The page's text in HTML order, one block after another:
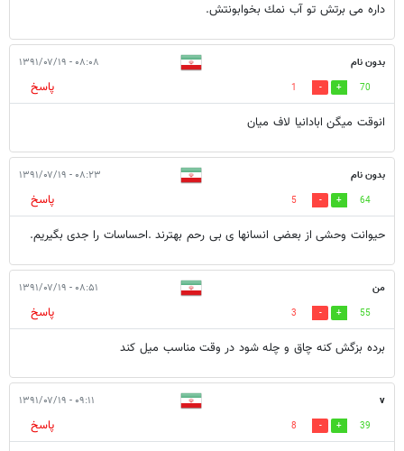
داره مى برتش تو آب نمك بخوابونتش.
بدون نام ۰۸:۰۸ - ۱۳۹۱/۰۷/۱۹
70
1
پاسخ
انوقت میگن ابادانیا لاف میان
بدون نام ۰۸:۲۳ - ۱۳۹۱/۰۷/۱۹
64
5
پاسخ
حیوانت وحشی از بعضی انسانها ی بی رحم بهترند .احساسات را جدی بگیریم.
من ۰۸:۵۱ - ۱۳۹۱/۰۷/۱۹
55
3
پاسخ
برده بزگش كنه چاق و چله شود در وقت مناسب ميل كند
v ۰۹:۱۱ - ۱۳۹۱/۰۷/۱۹
39
8
پاسخ